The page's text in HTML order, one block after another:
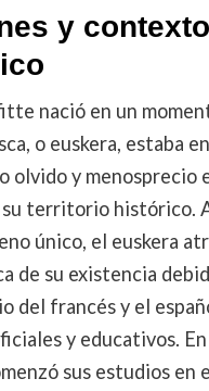
y contexto
nació en un
o euskera, estaba
olvido y menosprecio
territorio histórico.
único, el euskera
de su existencia
del francés y el
y educativos.
sus estudios en